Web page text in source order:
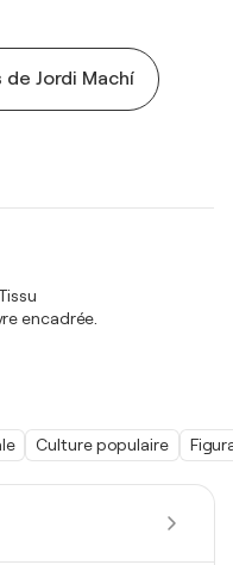
Jordi Machí
encadrée.
Culture populaire